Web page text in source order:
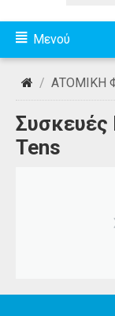
Μενού
/ ΑΤΟΜΙΚΗ
Συσκευές
Tens